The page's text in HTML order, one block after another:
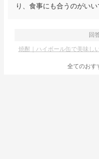
り、食事にも合うのがいい
回
焼酎｜ハイボール缶で美味し
全てのおす